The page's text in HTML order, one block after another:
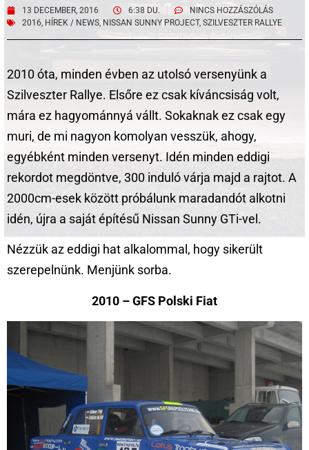
13 DECEMBER, 2016 6:38 DU.
NINCS HOZZÁSZÓLÁS
2016, HÍREK / NEWS, NISSAN SUNNY PROJECT, SZILVESZTER RALLYE
2010 óta, minden évben az utolsó versenyünk a
Szilveszter Rallye. Elsőre ez csak kíváncsiság volt,
mára ez hagyománnyá vállt. Sokaknak ez csak egy
muri, de mi nagyon komolyan vesszük, ahogy,
egyébként minden versenyt. Idén minden eddigi
rekordot megdöntve, 300 induló várja majd a rajtot. A
2000cm-esek között próbálunk maradandót alkotni
idén, újra a saját építésű Nissan Sunny GTi-vel.
Nézzük az eddigi hat alkalommal, hogy sikerült
szerepelnünk. Menjünk sorba.
2010 – GFS Polski Fiat